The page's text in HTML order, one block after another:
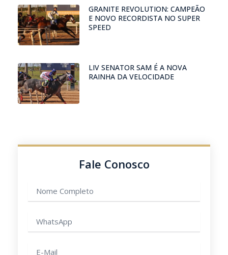
GRANITE REVOLUTION: CAMPEÃO
E NOVO RECORDISTA NO SUPER
SPEED
LIV SENATOR SAM É A NOVA
RAINHA DA VELOCIDADE
Fale Conosco
completo